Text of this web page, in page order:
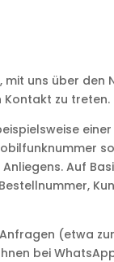
uns über
zu
Auf
(etwa
bei